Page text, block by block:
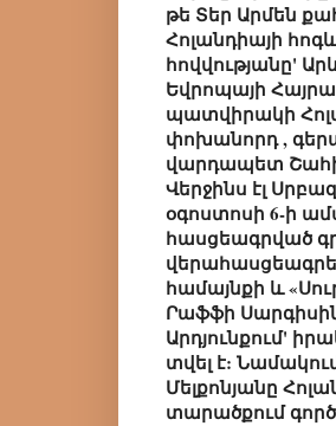
թե Տեր Արմեն
Հոլանդիայի
հովվությանը'
Եվրոպայի
պատվիրակի
փոխանորդ ,
վարդապետ
Վերջինս էլ
օգոստոսի 6-ի
հասցեագրված
համայնքի և
Րաֆֆի
Արդյունքում'
տվել է:
Մելքոնյանը
տարածքում